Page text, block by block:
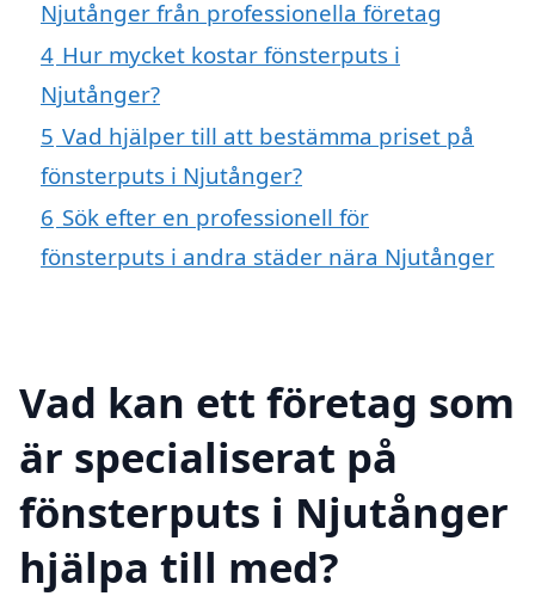
Njutånger från professionella företag
4 Hur mycket kostar fönsterputs i
Njutånger?
5 Vad hjälper till att bestämma priset på
fönsterputs i Njutånger?
6 Sök efter en professionell för
fönsterputs i andra städer nära Njutånger
Vad kan ett företag som
är specialiserat på
fönsterputs i Njutånger
hjälpa till med?